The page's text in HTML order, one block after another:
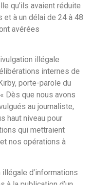
qu’ils avaient réduite
à un délai de 24 à 48
avérées
illégale
internes de
porte-parole du
Dès que nous avons
au journaliste,
haut niveau pour
qui mettraient
nos opérations à
d’informations